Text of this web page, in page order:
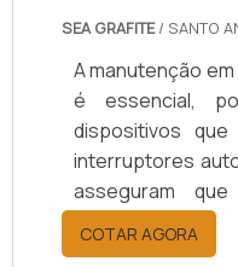
SEA GRAFITE/ SANTO
A manutenção
é essencial,
dispositivos
interruptores
asseguram
possam operar
sem causar
COTAR AGORA